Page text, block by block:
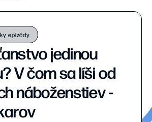
epizódy
jedinou
V čom sa líši od
náboženstiev -